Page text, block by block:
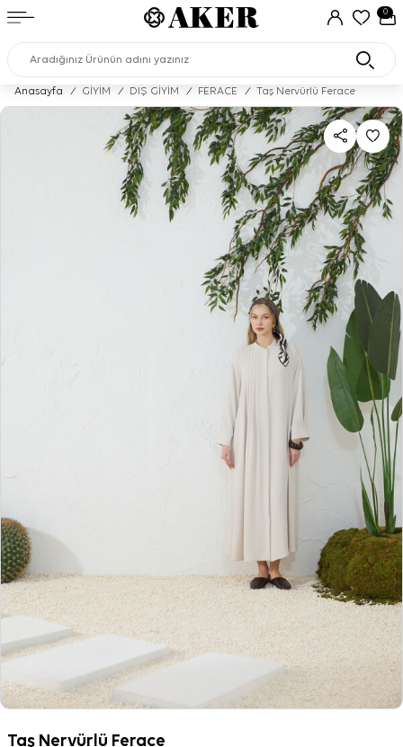
0
Anasayfa / GİYİM / DIŞ GİYİM / FERACE / Taş Nervürlü Ferace
Taş Nervürlü Ferace